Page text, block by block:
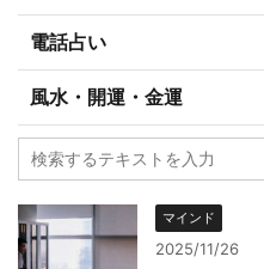
電話占い
風水・開運・金運
マインド
2025/11/26